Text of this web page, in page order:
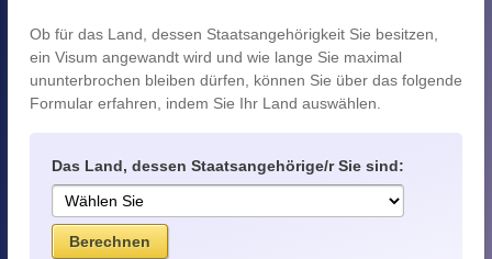
Ob für das Land, dessen Staatsangehörigkeit Sie besitzen,
ein Visum angewandt wird und wie lange Sie maximal
ununterbrochen bleiben dürfen, können Sie über das folgende
Formular erfahren, indem Sie Ihr Land auswählen.
Das Land, dessen Staatsangehörige/r Sie sind: